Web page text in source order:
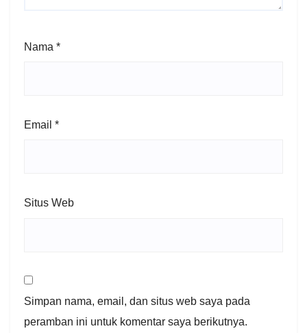
Nama *
Email *
Situs Web
Simpan nama, email, dan situs web saya pada
peramban ini untuk komentar saya berikutnya.